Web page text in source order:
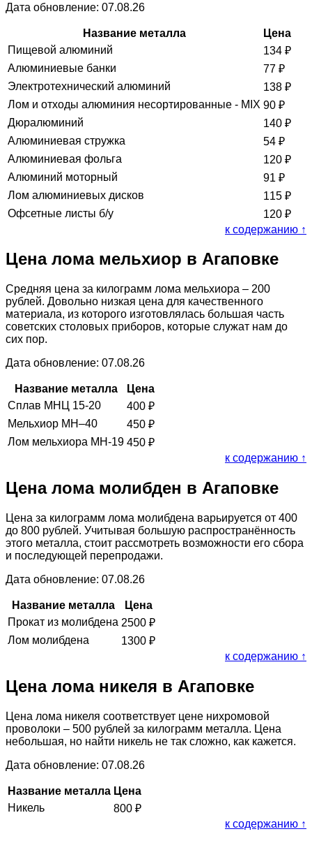
Дата обновление: 07.08.26
Название металла
Цена
Пищевой алюминий
134 ₽
Алюминиевые банки
77 ₽
Электротехнический алюминий
138 ₽
Лом и отходы алюминия несортированные - MIX 90 ₽
Дюралюминий
140 ₽
Алюминиевая стружка
54 ₽
Алюминиевая фольга
120 ₽
Алюминий моторный
91 ₽
Лом алюминиевых дисков
115 ₽
Офсетные листы б/у
120 ₽
к содержанию ↑
Цена лома мельхиор в Агаповке
Средняя цена за килограмм лома мельхиора – 200
рублей. Довольно низкая цена для качественного
материала, из которого изготовлялась большая часть
советских столовых приборов, которые служат нам до
сих пор.
Дата обновление: 07.08.26
Название металла
Цена
Сплав МНЦ 15-20
400 ₽
Мельхиор МН–40
450 ₽
Лом мельхиора МН-19 450 ₽
к содержанию ↑
Цена лома молибден в Агаповке
Цена за килограмм лома молибдена варьируется от 400
до 800 рублей. Учитывая большую распространённость
этого металла, стоит рассмотреть возможности его сбора
и последующей перепродажи.
Дата обновление: 07.08.26
Название металла
Цена
Прокат из молибдена 2500 ₽
Лом молибдена
1300 ₽
к содержанию ↑
Цена лома никеля в Агаповке
Цена лома никеля соответствует цене нихромовой
проволоки – 500 рублей за килограмм металла. Цена
небольшая, но найти никель не так сложно, как кажется.
Дата обновление: 07.08.26
Название металла Цена
Никель
800 ₽
к содержанию ↑